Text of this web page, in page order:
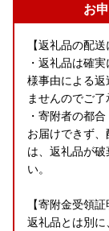
お
【返礼品の配送
・返礼品は確
様事由による
ませんのでご了
・寄附者の都
お届けできず
は、返礼品が
い。
【寄附金受領証
返礼品とは別